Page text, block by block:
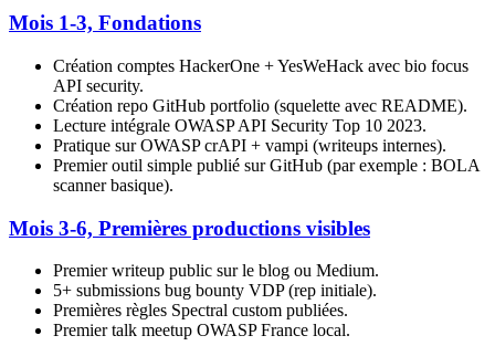
Mois 1-3, Fondations
Création comptes HackerOne + YesWeHack avec bio focus
API security.
Création repo GitHub portfolio (squelette avec README).
Lecture intégrale OWASP API Security Top 10 2023.
Pratique sur OWASP crAPI + vampi (writeups internes).
Premier outil simple publié sur GitHub (par exemple : BOLA
scanner basique).
Mois 3-6, Premières productions visibles
Premier writeup public sur le blog ou Medium.
5+ submissions bug bounty VDP (rep initiale).
Premières règles Spectral custom publiées.
Premier talk meetup OWASP France local.